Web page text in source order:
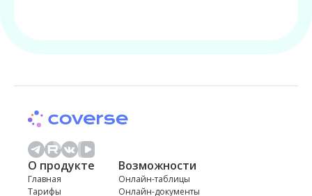
О продукте
Главная
Тарифы
Возможности
Онлайн-таблицы
Онлайн-документы